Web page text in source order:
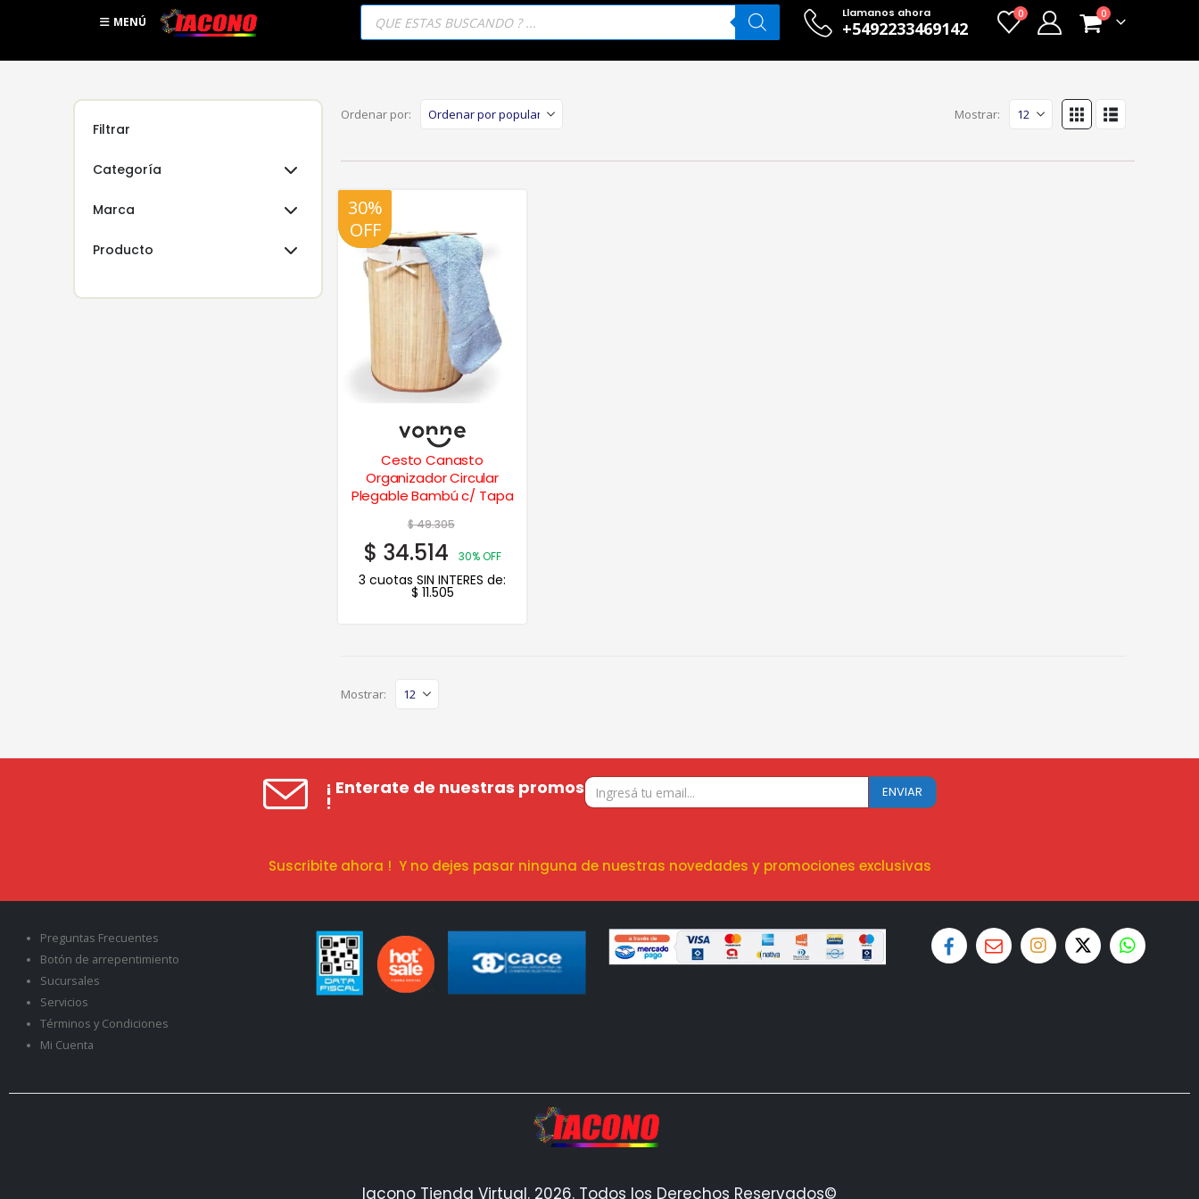
MENÚ
Búsqueda
productos
Llamanos ahora
+5492233469142
0 0
Ordenar por: Mostrar:
30%
OFF
20%
OFF
Cesto Canasto
Organizador Circular
Plegable Bambú c/ Tapa
$49.305
$ 34.514 30% OFF
3 cuotas SIN INTERES de:
$ 11.505
Mostrar:
Filtrar
Categoría
Marca
Producto
¡ Enterate de nuestras promos
!
Suscribite ahora ! Y no dejes pasar ninguna de nuestras novedades y promociones exclusivas
Preguntas Frecuentes
Botón de arrepentimiento
Sucursales
Servicios
Términos y Condiciones
Mi Cuenta
Iacono Tienda Virtual. 2026. Todos los Derechos Reservados©